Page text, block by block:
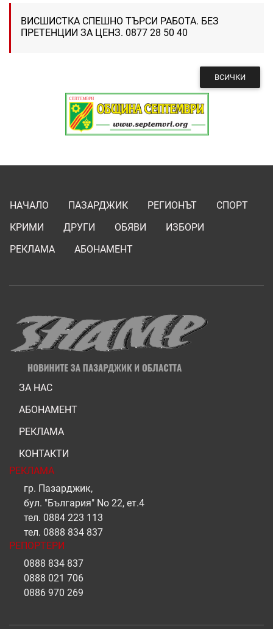
ВИСШИСТКА СПЕШНО ТЪРСИ РАБОТА. БЕЗ
ПРЕТЕНЦИИ ЗА ЦЕНЗ. 0877 28 50 40
ВСИЧКИ
НАЧАЛО ПАЗАРДЖИК РЕГИОНЪТ
СПОРТ
КРИМИ
ДРУГИ ОБЯВИ
ИЗБОРИ
РЕКЛАМА
АБОНАМЕНТ
ЗА НАС
АБОНАМЕНТ
РЕКЛАМА
КОНТАКТИ
РЕКЛАМА
гр. Пазарджик,
бул. "България" No 22, ет.4
тел. 0884 223 113
тел. 0888 834 837
РЕПОРТЕРИ
0888 834 837
0888 021 706
0886 970 269